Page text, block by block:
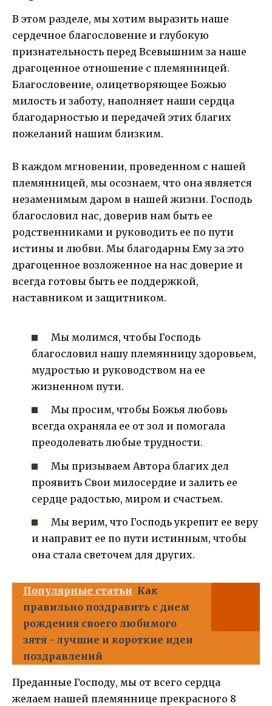
В этом разделе, мы хотим выразить наше
сердечное благословение и глубокую
признательность перед Всевышним за наше
драгоценное отношение с племянницей.
Благословение, олицетворяющее Божью
милость и заботу, наполняет наши сердца
благодарностью и передачей этих благих
пожеланий нашим близким.
В каждом мгновении, проведенном с нашей
племянницей, мы осознаем, что она является
незаменимым даром в нашей жизни. Господь
благословил нас, доверив нам быть ее
родственниками и руководить ее по пути
истины и любви. Мы благодарны Ему за это
драгоценное возложенное на нас доверие и
всегда готовы быть ее поддержкой,
наставником и защитником.
Мы молимся, чтобы Господь
благословил нашу племянницу здоровьем,
мудростью и руководством на ее
жизненном пути.
Мы просим, чтобы Божья любовь
всегда охраняла ее от зол и помогала
преодолевать любые трудности.
Мы призываем Автора благих дел
проявить Свои милосердие и залить ее
сердце радостью, миром и счастьем.
Мы верим, что Господь укрепит ее веру
и направит ее по пути истинным, чтобы
она стала светочем для других.
Популярные статьи Как
правильно поздравить с днем
рождения своего любимого
зятя - лучшие и короткие идеи
поздравлений
Преданные Господу, мы от всего сердца
желаем нашей племяннице прекрасного 8